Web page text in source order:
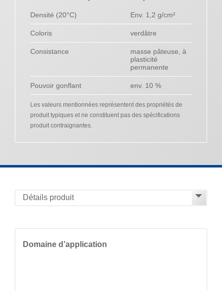
Densité (20°C) Env. 1,2 g/cm²
Coloris verdâtre
Consistance
masse pâteuse, à
plasticité
permanente
Pouvoir gonflant env. 10 %
Les valeurs mentionnées représentent des propriétés de
produit typiques et ne constituent pas des spécifications
produit contraignantes.
Domaine d’application